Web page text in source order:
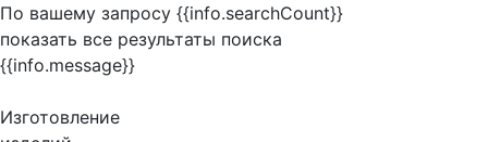
По вашему запросу {{info.searchCount}}
показать все результаты поиска
{{info.message}}
Изготовление